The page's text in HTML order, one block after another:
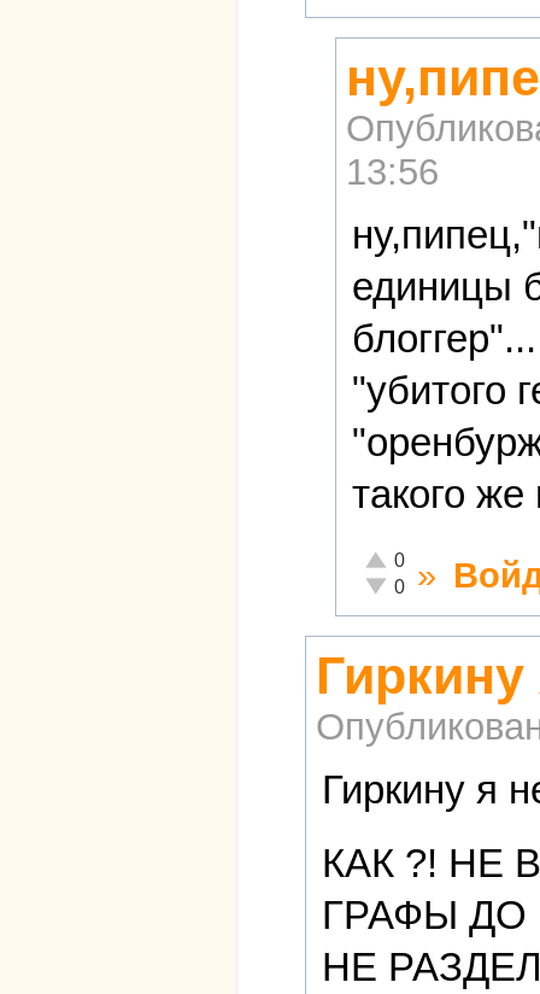
13:56
единицы
"убитого
такого
Отлично!
0
Неадекватно!
0 »
Гиркину я
КАК ?! НЕ
ГРАФЫ
НЕ